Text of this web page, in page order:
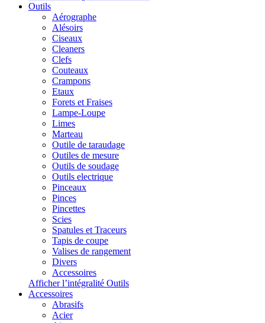
Outils
Aérographe
Alésoirs
Ciseaux
Cleaners
Clefs
Couteaux
Crampons
Etaux
Forets et Fraises
Lampe-Loupe
Limes
Marteau
Outile de taraudage
Outiles de mesure
Outils de soudage
Outils electrique
Pinceaux
Pinces
Pincettes
Scies
Spatules et Traceurs
Tapis de coupe
Valises de rangement
Divers
Accessoires
Afficher l’intégralité Outils
Accessoires
Abrasifs
Acier